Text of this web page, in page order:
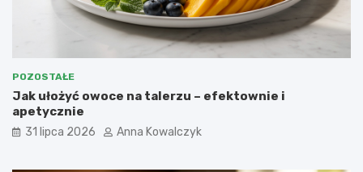
POZOSTAŁE
Jak ułożyć owoce na talerzu – efektownie i
apetycznie
31 lipca 2026 Anna Kowalczyk